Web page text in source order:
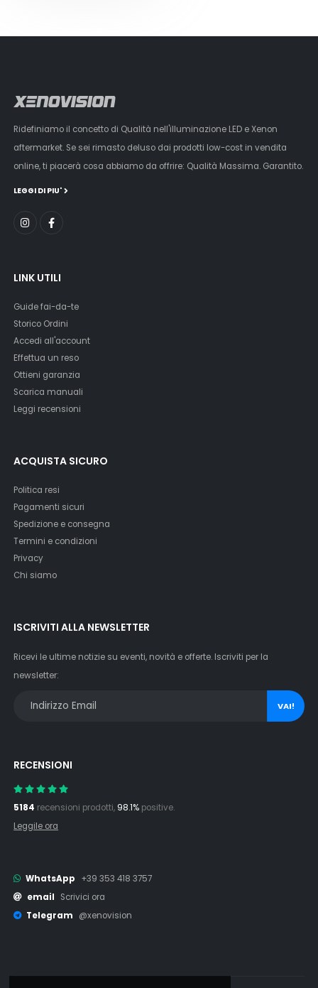
Ridefiniamo il concetto di Qualità nell'illuminazione LED e Xenon
aftermarket. Se sei rimasto deluso dai prodotti low-cost in vendita
online, ti piacerà cosa abbiamo da offrire: Qualità Massima. Garantito.
LEGGI DI PIU'
LINK UTILI
Guide fai-da-te
Storico Ordini
Accedi all'account
Effettua un reso
Ottieni garanzia
Scarica manuali
Leggi recensioni
ACQUISTA SICURO
Politica resi
Pagamenti sicuri
Spedizione e consegna
Termini e condizioni
Privacy
Chi siamo
ISCRIVITI ALLA NEWSLETTER
Ricevi le ultime notizie su eventi, novità e offerte. Iscriviti per la
newsletter:
VAI!
RECENSIONI
5184 recensioni prodotti, 98.1% positive.
Leggile ora
WhatsApp
+39 353 418 3757
email
Scrivici ora
Telegram
@xenovision